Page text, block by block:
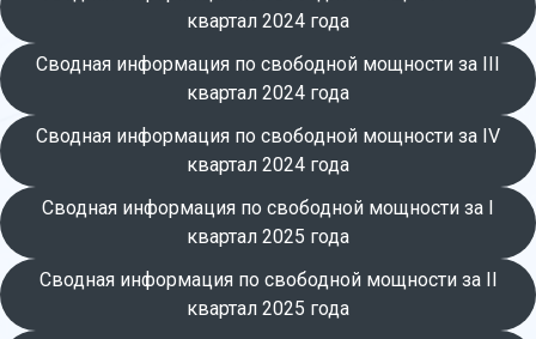
квартал 2024 года
Сводная информация по свободной мощности за III
квартал 2024 года
Сводная информация по свободной мощности за IV
квартал 2024 года
Сводная информация по свободной мощности за I
квартал 2025 года
Сводная информация по свободной мощности за II
квартал 2025 года